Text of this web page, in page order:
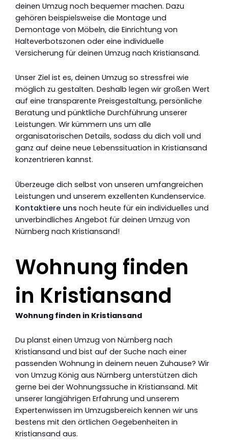
deinen Umzug noch bequemer machen. Dazu
gehören beispielsweise die Montage und
Demontage von Möbeln, die Einrichtung von
Halteverbotszonen oder eine individuelle
Versicherung für deinen Umzug nach Kristiansand.
Unser Ziel ist es, deinen Umzug so stressfrei wie
möglich zu gestalten. Deshalb legen wir großen Wert
auf eine transparente Preisgestaltung, persönliche
Beratung und pünktliche Durchführung unserer
Leistungen. Wir kümmern uns um alle
organisatorischen Details, sodass du dich voll und
ganz auf deine neue Lebenssituation in Kristiansand
konzentrieren kannst.
Überzeuge dich selbst von unseren umfangreichen
Leistungen und unserem exzellenten Kundenservice.
Kontaktiere uns noch heute für ein individuelles und
unverbindliches Angebot für deinen Umzug von
Nürnberg nach Kristiansand!
Wohnung finden
in Kristiansand
Wohnung finden in Kristiansand
Du planst einen Umzug von Nürnberg nach
Kristiansand und bist auf der Suche nach einer
passenden Wohnung in deinem neuen Zuhause? Wir
von Umzug König aus Nürnberg unterstützen dich
gerne bei der Wohnungssuche in Kristiansand. Mit
unserer langjährigen Erfahrung und unserem
Expertenwissen im Umzugsbereich kennen wir uns
bestens mit den örtlichen Gegebenheiten in
Kristiansand aus.